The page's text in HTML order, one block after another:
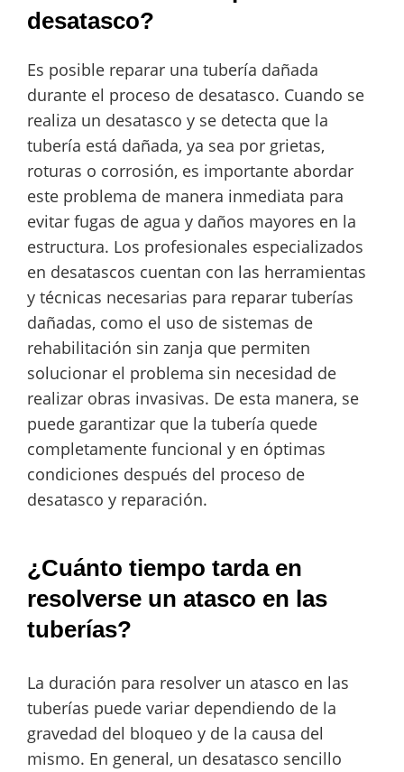
desatasco?
Es posible reparar una tubería dañada
durante el proceso de desatasco. Cuando se
realiza un desatasco y se detecta que la
tubería está dañada, ya sea por grietas,
roturas o corrosión, es importante abordar
este problema de manera inmediata para
evitar fugas de agua y daños mayores en la
estructura. Los profesionales especializados
en desatascos cuentan con las herramientas
y técnicas necesarias para reparar tuberías
dañadas, como el uso de sistemas de
rehabilitación sin zanja que permiten
solucionar el problema sin necesidad de
realizar obras invasivas. De esta manera, se
puede garantizar que la tubería quede
completamente funcional y en óptimas
condiciones después del proceso de
desatasco y reparación.
¿Cuánto tiempo tarda en
resolverse un atasco en las
tuberías?
La duración para resolver un atasco en las
tuberías puede variar dependiendo de la
gravedad del bloqueo y de la causa del
mismo. En general, un desatasco sencillo